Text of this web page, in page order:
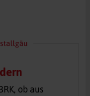
ob aus